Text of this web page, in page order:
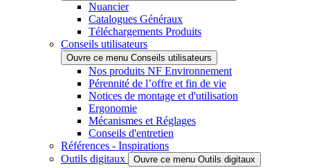
Nuancier
Catalogues Généraux
Téléchargements Produits
Conseils utilisateurs
Ouvre ce menu Conseils utilisateurs
Nos produits NF Environnement
Pérennité de l’offre et fin de vie
Notices de montage et d'utilisation
Ergonomie
Mécanismes et Réglages
Conseils d'entretien
Références - Inspirations
Outils digitaux
Ouvre ce menu Outils digitaux